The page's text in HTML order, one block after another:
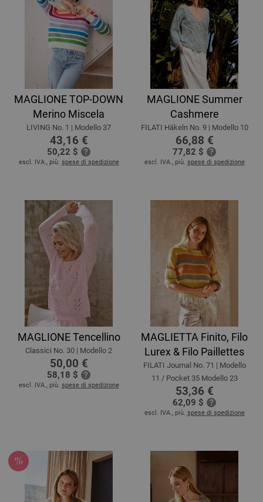
MAGLIONE TOP-DOWN
Merino Miscela
LIVING No. 1 | Modello 37
43,16 €
50,22 $
escl. IVA., più. spese di spedizione
MAGLIONE Summer
Cashmere
FILATI Häkeln No. 9 | Modello 10
66,88 €
77,82 $
escl. IVA., più. spese di spedizione
MAGLIONE Tencellino
Classici No. 30 | Modello 2
50,00 €
58,18 $
escl. IVA., più. spese di spedizione
MAGLIETTA Finito, Filo
Lurex & Filo Paillettes
FILATI Journal No. 71 | Modello
11 / Pocket 35 Modello 23
53,36 €
62,09 $
escl. IVA., più. spese di spedizione